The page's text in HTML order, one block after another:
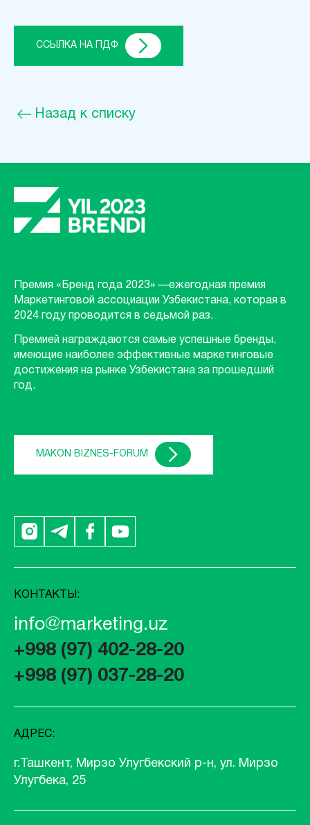
ССЫЛКА НА ПДФ
Назад к списку
Премия «Бренд года 2023» —ежегодная премия
Маркетинговой ассоциации Узбекистана, которая в
2024 году проводится в седьмой раз.
Премией награждаются самые успешные бренды,
имеющие наиболее эффективные маркетинговые
достижения на рынке Узбекистана за прошедший
год.
MAKON BIZNES-FORUM
КОНТАКТЫ:
info@marketing.uz
+998 (97) 402-28-20
+998 (97) 037-28-20
АДРЕС:
г.Ташкент, Мирзо Улугбекский р-н, ул. Мирзо
Улугбека, 25